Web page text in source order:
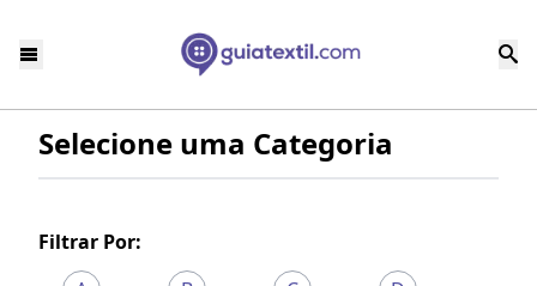
Selecione uma Categoria
Filtrar Por: